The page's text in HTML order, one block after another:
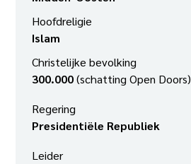
Hoofdreligie
Islam
Christelijke bevolking
300.000(schatting Open Doors)
Regering
Presidentiële Republiek
Leider